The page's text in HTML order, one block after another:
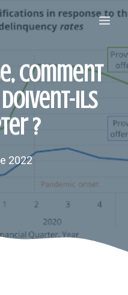
comment
ils
?
2022